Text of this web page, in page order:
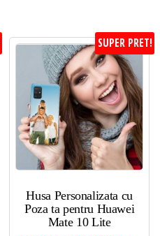
SUPER PRET!
Husa Personalizata cu
Poza ta pentru Huawei
Mate 10 Lite